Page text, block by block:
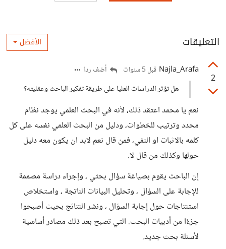
التعليقات الأفضل
2
Najla_Arafa قبل 5 سنوات
أضف ردا
هل تؤثر الدراسات العليا على طريقة تفكير الباحث وعقليته؟
نعم يا محمد اعتقد ذلك، لأنه في البحث العلمي يوجد نظام
محدد وترتيب للخطوات، ودليل من البحث العلمي نفسه على كل
كلمه بالاثبات او النفي، فمن قال نعم لابد ان يكون معه دليل
حولها وكذلك من قال لا.
إن الباحث يقوم بصياغة سؤال بحثي ، وإجراء دراسة مصممة
للإجابة على السؤال ، وتحليل البيانات الناتجة ، واستخلاص
استنتاجات حول إجابة السؤال ، ونشر النتائج بحيث أصبحوا
جزءًا من أدبيات البحث. التي تصبح بعد ذلك مصادر أساسية
لأسئلة بحث جديد.